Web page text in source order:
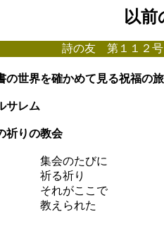
以前
詩の友 第１１２
の世界を確かめて見る祝福の
サレム
祈りの教会
会のたびに
る祈り
れがここで
えられた